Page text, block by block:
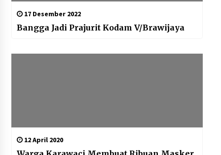
17 Desember 2022
Bangga Jadi Prajurit Kodam V/Brawijaya
12 April 2020